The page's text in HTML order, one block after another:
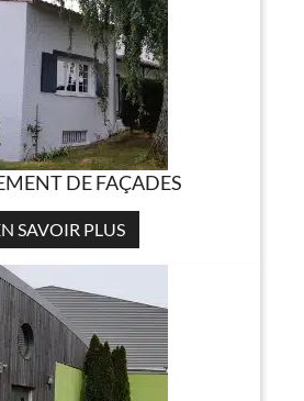
DE FAÇADES
SAVOIR PLUS